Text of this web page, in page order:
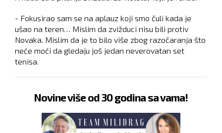
- Fokusirao sam se na aplauz koji smo čuli kada je
ušao na teren… Mislim da zvižduci nisu bili protiv
Novaka. Mislim da je to bilo više zbog razočaranja što
neće moći da gledaju još jedan neverovatan set
tenisa.
Novine više od 30 godina sa vama!